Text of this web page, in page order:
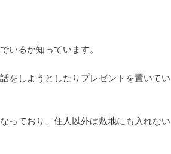
いるか知っています。
をしようとしたりプレゼントを置いてい
っており、住人以外は敷地にも入れない